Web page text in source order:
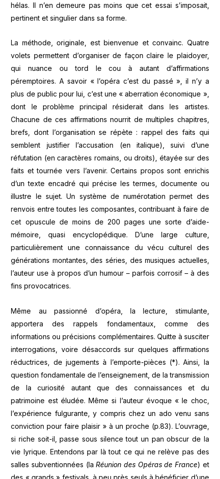
hélas. Il n’en demeure pas moins que cet essai s’imposait,
pertinent et singulier dans sa forme.
La méthode, originale, est bienvenue et convainc. Quatre
volets permettent d’organiser de façon claire le plaidoyer,
qui nuance ou tord le cou à autant d’affirmations
péremptoires. A savoir « l’opéra c’est du passé », il n’y a
plus de public pour lui, c’est une « aberration économique »,
dont le problème principal résiderait dans les artistes.
Chacune de ces affirmations nourrit de multiples chapitres,
brefs, dont l’organisation se répète : rappel des faits qui
semblent justifier l’accusation (en italique), suivi d’une
réfutation (en caractères romains, ou droits), étayée sur des
faits et tournée vers l’avenir. Certains propos sont enrichis
d’un texte encadré qui précise les termes, documente ou
illustre le sujet. Un système de numérotation permet des
renvois entre toutes les composantes, contribuant à faire de
cet opuscule de moins de 200 pages une sorte d’aide-
mémoire, quasi encyclopédique. D’une large culture,
particulièrement une connaissance du vécu culturel des
générations montantes, des séries, des musiques actuelles,
l’auteur use à propos d’un humour – parfois corrosif – à des
fins provocatrices.
Même au passionné d’opéra, la lecture, stimulante,
apportera des rappels fondamentaux, comme des
informations ou précisions complémentaires. Quitte à susciter
interrogations, voire désaccords sur quelques affirmations
réductrices, de jugements à l’emporte-pièces (*). Ainsi, la
question fondamentale de l’enseignement, de la transmission
de la curiosité autant que des connaissances et du
patrimoine est éludée. Même si l’auteur évoque « le choc,
l’expérience fulgurante, y compris chez un ado venu sans
conviction pour faire plaisir » à un proche (p.83). L’ouvrage,
si riche soit-il, passe sous silence tout un pan obscur de la
vie lyrique. Entendons par là tout ce qui ne relève pas des
salles subventionnées (laRéunion des Opéras de France) et
des « grands » festivals, à peu près seuls à bénéficier d’une